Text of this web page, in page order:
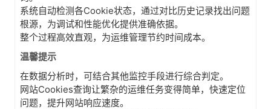
系统自动检测各Cookie状态，通过对比历史记录找出问题
根源，为调试和性能优化提供准确依据。
整个过程高效直观，为运维管理节约时间成本。
温馨提示
在数据分析时，可结合其他监控手段进行综合判定。
网站Cookies查询让繁杂的运维任务变得简单，快速定位
问题，提升网站响应速度。